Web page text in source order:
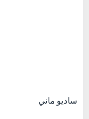
ساديو ماني